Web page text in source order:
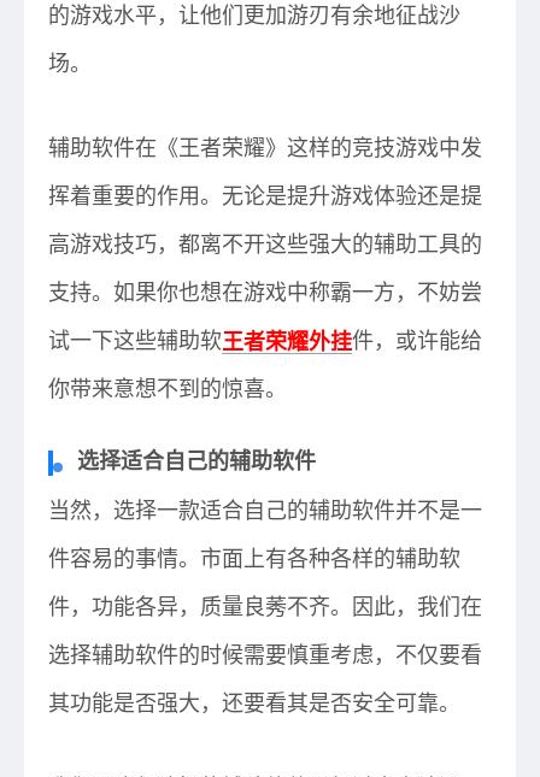
的游戏水平，让他们更加游刃有余地征战沙
场。
辅助软件在《王者荣耀》这样的竞技游戏中发
挥着重要的作用。无论是提升游戏体验还是提
高游戏技巧，都离不开这些强大的辅助工具的
支持。如果你也想在游戏中称霸一方，不妨尝
试一下这些辅助软王者荣耀外挂件，或许能给
你带来意想不到的惊喜。
选择适合自己的辅助软件
当然，选择一款适合自己的辅助软件并不是一
件容易的事情。市面上有各种各样的辅助软
件，功能各异，质量良莠不齐。因此，我们在
选择辅助软件的时候需要慎重考虑，不仅要看
其功能是否强大，还要看其是否安全可靠。